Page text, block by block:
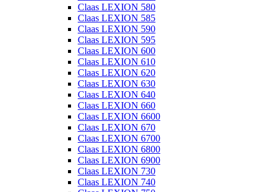
Claas LEXION 580
Claas LEXION 585
Claas LEXION 590
Claas LEXION 595
Claas LEXION 600
Claas LEXION 610
Claas LEXION 620
Claas LEXION 630
Claas LEXION 640
Claas LEXION 660
Claas LEXION 6600
Claas LEXION 670
Claas LEXION 6700
Claas LEXION 6800
Claas LEXION 6900
Claas LEXION 730
Claas LEXION 740